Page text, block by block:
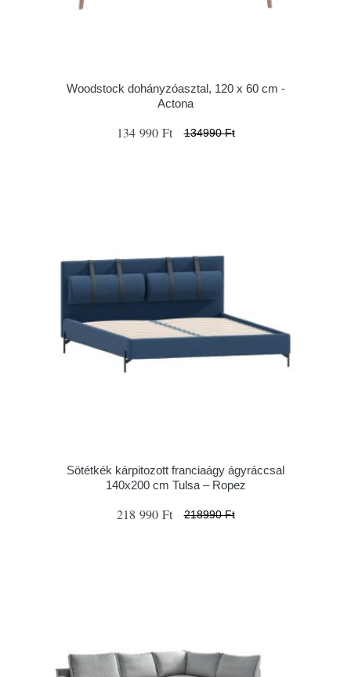
Woodstock dohányzóasztal, 120 x 60 cm -
Actona
134 990 Ft 134990 Ft
Sötétkék kárpitozott franciaágy ágyráccsal
140x200 cm Tulsa – Ropez
218 990 Ft 218990 Ft